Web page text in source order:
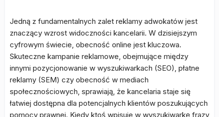
Jedną z fundamentalnych zalet reklamy adwokatów jest
znaczący wzrost widoczności kancelarii. W dzisiejszym
cyfrowym świecie, obecność online jest kluczowa.
Skuteczne kampanie reklamowe, obejmujące między
innymi pozycjonowanie w wyszukiwarkach (SEO), płatne
reklamy (SEM) czy obecność w mediach
społecznościowych, sprawiają, że kancelaria staje się
łatwiej dostępna dla potencjalnych klientów poszukujących
pomocy prawnej. Kiedy ktoś wpisuje w wyszukiwarkę frazy